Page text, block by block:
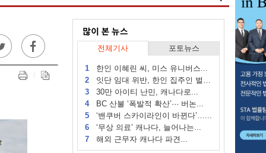
전체기사 포토뉴스
1한인 이혜린 씨, 미스 유니버스...
2잇단 임대 위반, 한인 집주인 벌금...
330만 아이티 난민, 캐나다로...
4BC 산불 ‘폭발적 확산’··· 버논...
5‘밴쿠버 스카이라인이 바뀐다’…...
6‘무상 의료’ 캐나다, 늘어나는...
7해외 근무자 캐나다 파견...